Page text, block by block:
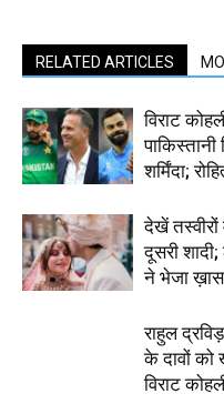
RELATED ARTICLES
विराट
शर्मिंदा;
देखें
दूसरी
ने भेजा
राहुल
के दावों
विराट